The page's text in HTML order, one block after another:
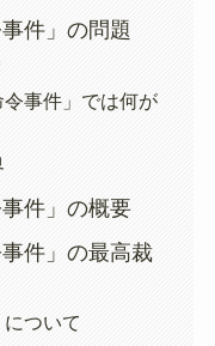
件」の問題
令事件」では何が
件」の概要
件」の最高裁
について